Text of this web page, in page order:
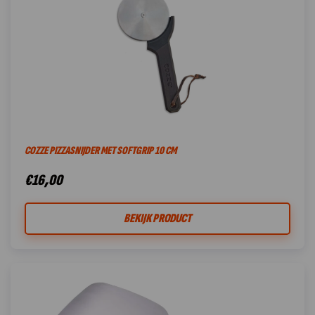
COZZE PIZZASNIJDER MET SOFTGRIP 10 CM
€16,00
BEKIJK PRODUCT